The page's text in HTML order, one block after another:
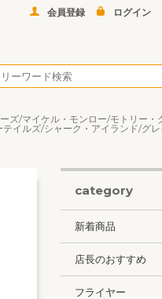
会員登録 ログイン
ズ/マイケル・モンロー/モトリー・
イルズ/シャーク・アイランド/グレ
category
新着商品
店長のおすすめ
フライヤー